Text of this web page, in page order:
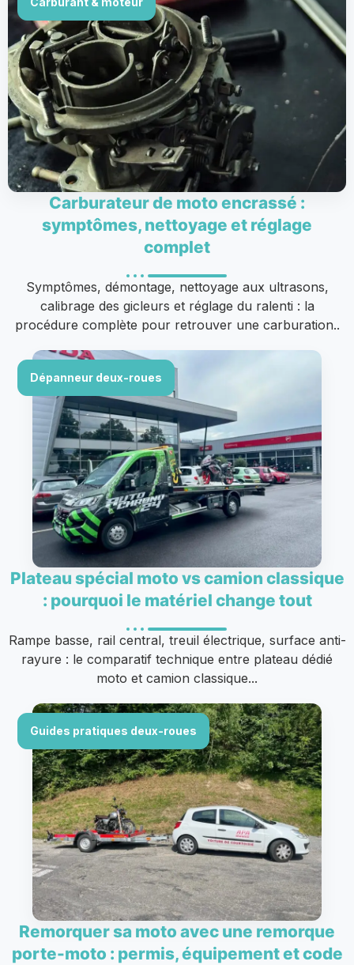
Carburateur de moto encrassé :
symptômes, nettoyage et réglage
complet
Symptômes, démontage, nettoyage aux ultrasons,
calibrage des gicleurs et réglage du ralenti : la
procédure complète pour retrouver une carburation..
Dépanneur deux-roues
Plateau spécial moto vs camion classique
: pourquoi le matériel change tout
Rampe basse, rail central, treuil électrique, surface anti-
rayure : le comparatif technique entre plateau dédié
moto et camion classique...
Guides pratiques deux-roues
Remorquer sa moto avec une remorque
porte-moto : permis, équipement et code